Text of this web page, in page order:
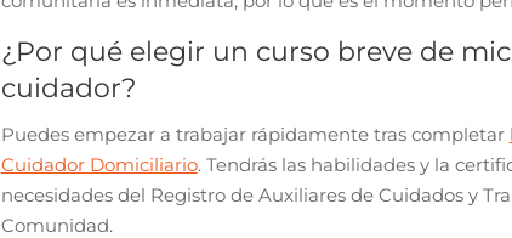
¿Por qué elegir un curso breve de
cuidador?
Puedes empezar a trabajar rápidamente tras completar
Cuidador Domiciliario. Tendrás las habilidades y la
necesidades del Registro de Auxiliares de Cuidados y
Comunidad.